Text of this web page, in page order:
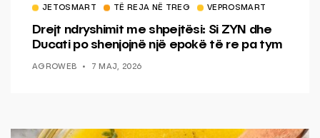
JETOSMART TË REJA NË TREG VEPROSMART
Drejt ndryshimit me shpejtësi: Si ZYN dhe
Ducati po shenjojnë një epokë të re pa tym
AGROWEB 7 MAJ, 2026